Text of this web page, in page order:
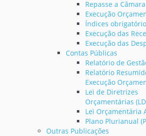
Repasse a
Execução
Índices
Execução das
Execução das
Contas Públicas
Relatório de
Relatório
Execução
Lei de Diretrizes
Orçamentárias
Lei Orçamentária
Plano Plurianual
Outras Publicações